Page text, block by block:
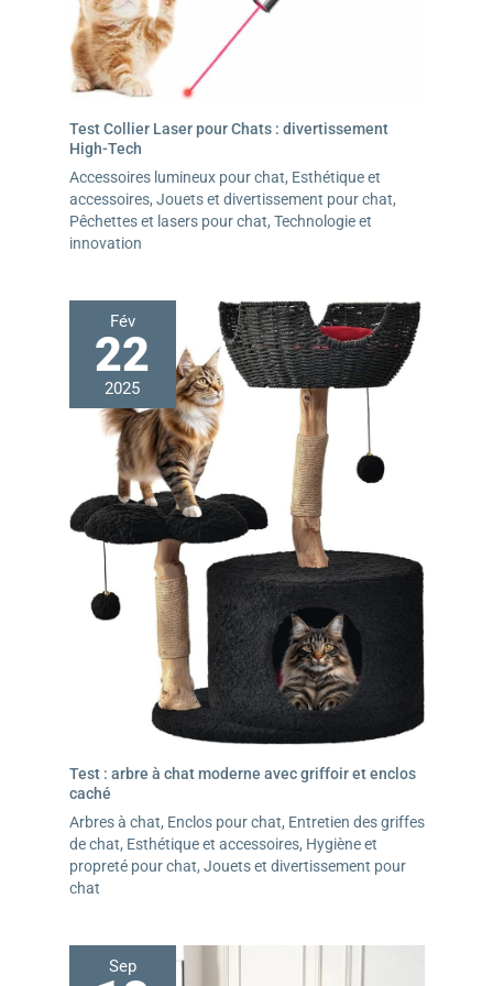
Test Collier Laser pour Chats : divertissement
High-Tech
Accessoires lumineux pour chat, Esthétique et
accessoires, Jouets et divertissement pour chat,
Pêchettes et lasers pour chat, Technologie et
innovation
Fév
22
2025
Test : arbre à chat moderne avec griffoir et enclos
caché
Arbres à chat, Enclos pour chat, Entretien des griffes
de chat, Esthétique et accessoires, Hygiène et
propreté pour chat, Jouets et divertissement pour
chat
Sep